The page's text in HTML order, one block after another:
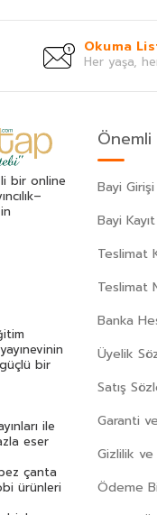
Okuma
Her yaşa,
bir online
bir
ile
eser
çanta
ürünleri
Bayi Girişi
Bayi Kayıt
Teslimat
Teslimat
Banka
Üyelik
Satış
Garanti
Gizlilik
Ödeme